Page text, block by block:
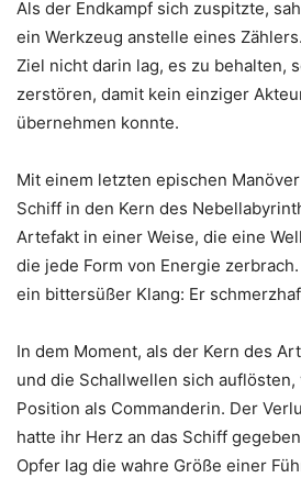
Als der Endkampf sich zuspitzte,
ein Werkzeug anstelle eines
Ziel nicht darin lag, es zu behalten,
zerstören, damit kein einziger
übernehmen konnte.
Mit einem letzten epischen
Schiff in den Kern des
Artefakt in einer Weise, die eine
die jede Form von Energie
ein bittersüßer Klang: Er
In dem Moment, als der Kern des
und die Schallwellen sich
Position als Commanderin. Der
hatte ihr Herz an das Schiff
Opfer lag die wahre Größe einer